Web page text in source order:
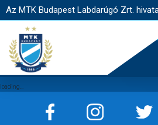
Az MTK Budapest Labdarúgó Zrt.